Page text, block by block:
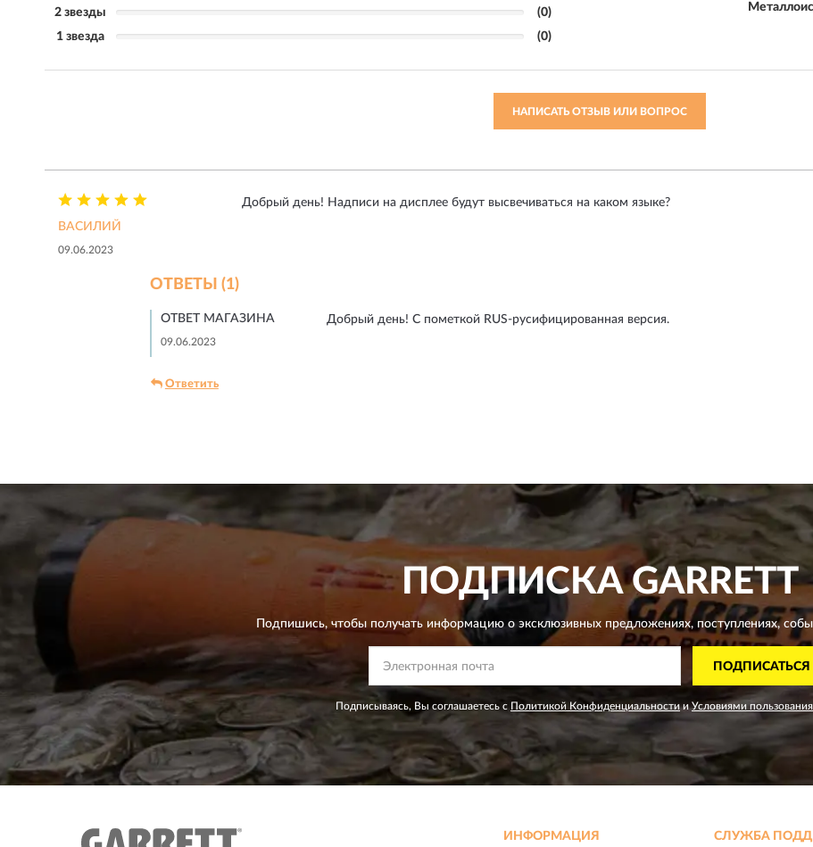
2 звезды
(0)
1 звезда
(0)
НАПИСАТЬ ОТЗЫВ ИЛИ ВОПРОС
ВАСИЛИЙ
09.06.2023
Добрый день! Надписи на дисплее будут высвечиваться на каком языке?
ОТВЕТЫ (1)
ОТВЕТ МАГАЗИНА
09.06.2023
Добрый день! С пометкой RUS-русифицированная версия.
Ответить
ПОДПИСКАGARRETT
Подпишись, чтобы получать информацию о эксклюзивных предложениях,поступлениях,
ПОДПИСАТЬСЯ
Подписываясь, Вы соглашаетесь с Политикой Конфиденциальности иУсловиями пользования
ИНФОРМАЦИЯ СЛУЖБА